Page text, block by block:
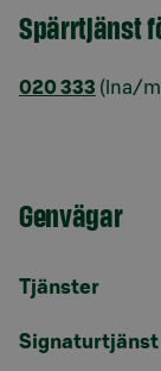
Spärrtjänst
020 333 (lna/
Genvägar
Tjänster
Signaturtjänst